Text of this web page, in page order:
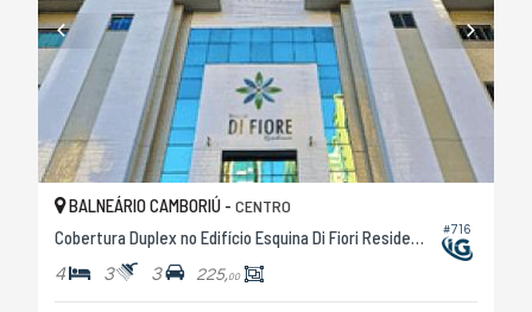
#716
BALNEÁRIO CAMBORIÚ - CENTRO
Cobertura Duplex no Edifício Esquina Di Fiori Residence
4 3 3 225,00